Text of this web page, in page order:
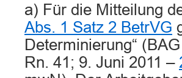
a) Für die Mitteilung
Abs. 1 Satz 2 BetrVG
Determinierung“
Rn. 41; 9. Juni 2011 –